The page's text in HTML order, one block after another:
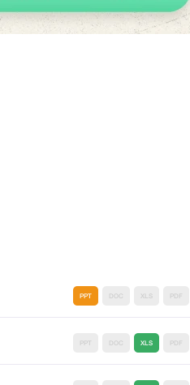
PPT DOC XLS PDF
PPT DOC XLS PDF